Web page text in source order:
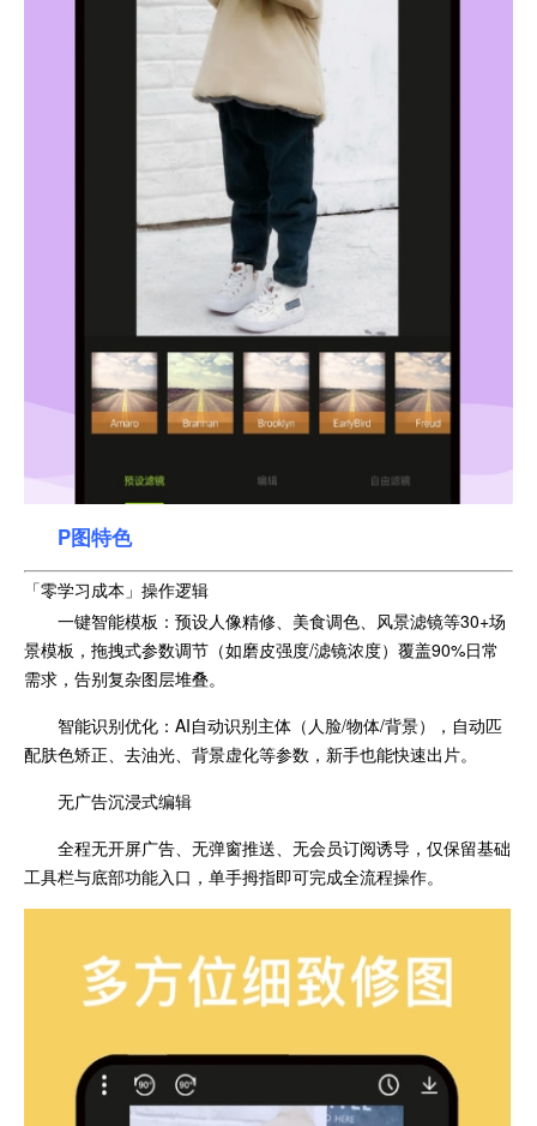
P图特色
「零学习成本」操作逻辑‌
‌一键智能模板‌：预设人像精修、美食调色、风景滤镜等30+场
景模板，拖拽式参数调节（如磨皮强度/滤镜浓度）覆盖90%日常
需求，告别复杂图层堆叠。
‌智能识别优化‌：AI自动识别主体（人脸/物体/背景），自动匹
配肤色矫正、去油光、背景虚化等参数，新手也能快速出片。
‌无广告沉浸式编辑‌
全程无开屏广告、无弹窗推送、无会员订阅诱导，仅保留基础
工具栏与底部功能入口，单手拇指即可完成全流程操作。